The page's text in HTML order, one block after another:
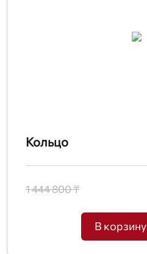
Кольцо
1 444 800 ₸
В корзину